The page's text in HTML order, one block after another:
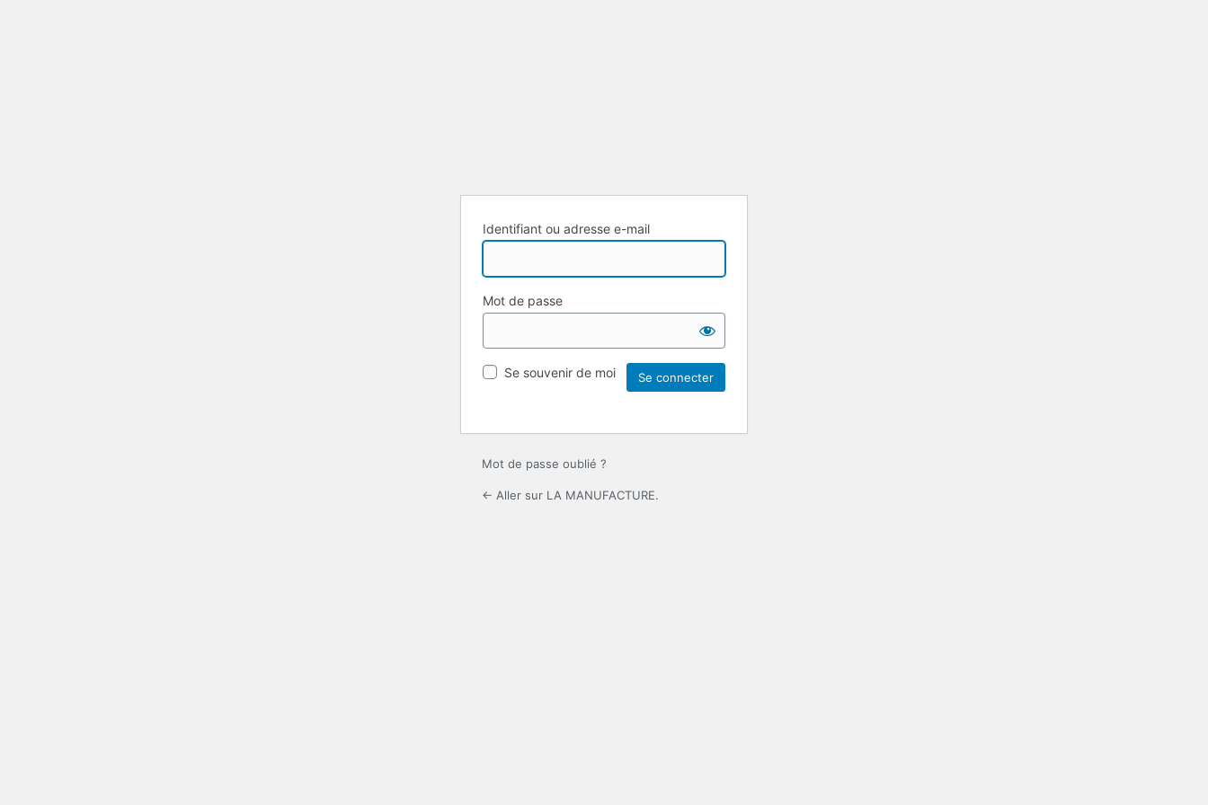
Identifiant ou adresse e-mail
Mot de passe
Se souvenir de moi
Mot de passe oublié ?
← Aller sur LA MANUFACTURE.